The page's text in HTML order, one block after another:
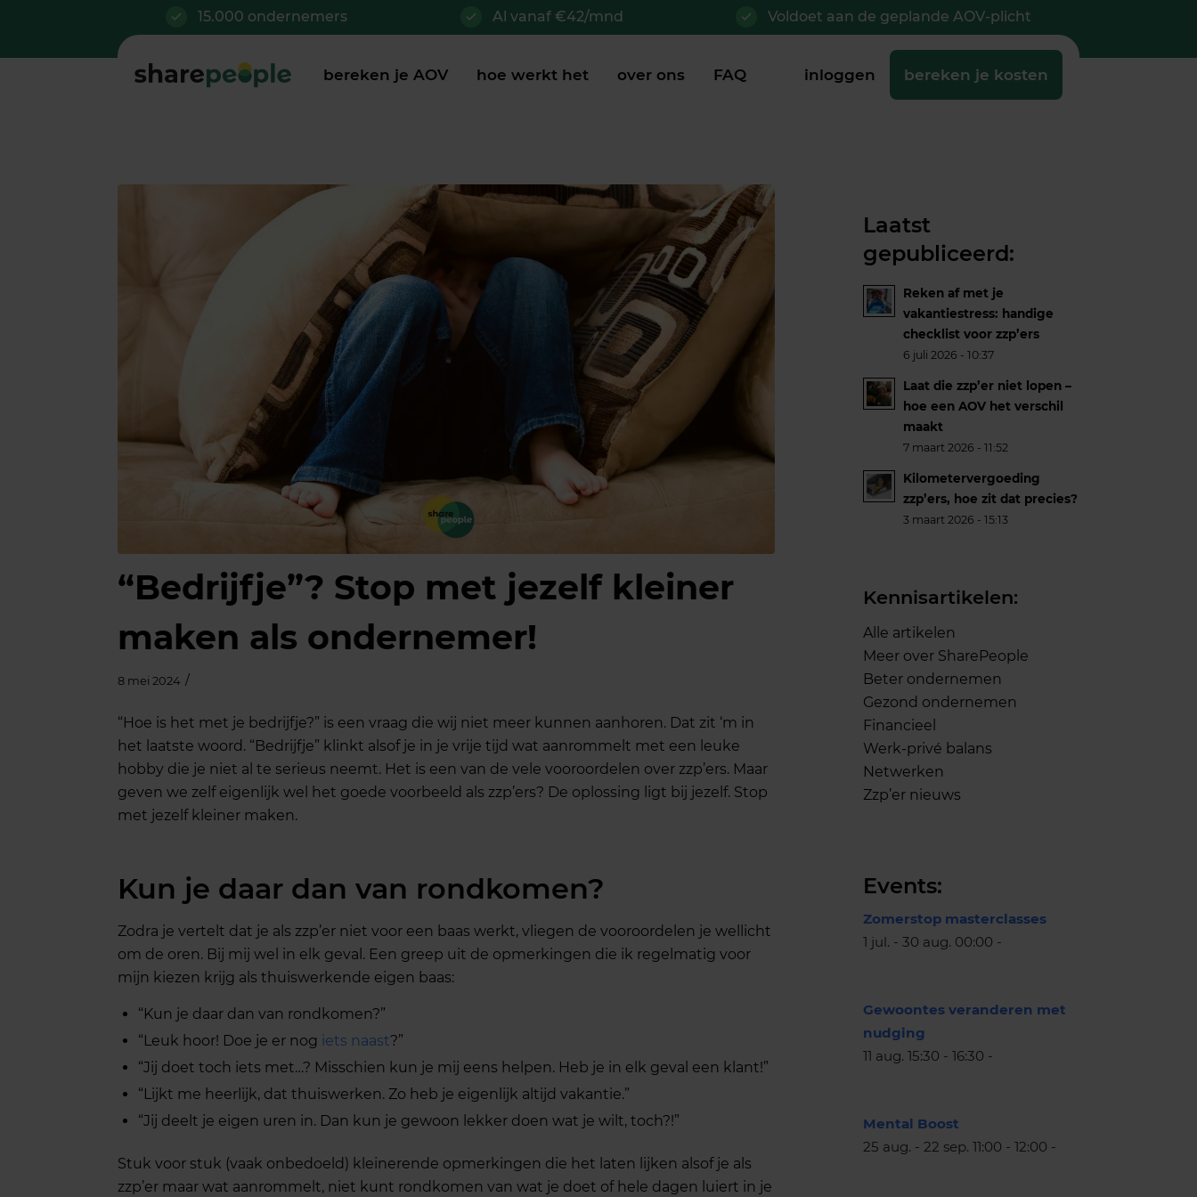
15.000 ondernemers Al vanaf €42/mnd Voldoet aan de geplande AOV-plicht
bereken je AOV hoe werkt het over ons FAQ inloggen bereken je kosten
“Bedrijfje”? Stop met jezelf kleiner
maken als ondernemer!
8 mei 2024 /
“Hoe is het met je bedrijfje?” is een vraag die wij niet meer kunnen aanhoren. Dat zit ‘m in
het laatste woord. “Bedrijfje” klinkt alsof je in je vrije tijd wat aanrommelt met een leuke
hobby die je niet al te serieus neemt. Het is een van de vele vooroordelen over zzp’ers. Maar
geven we zelf eigenlijk wel het goede voorbeeld als zzp’ers? De oplossing ligt bij jezelf. Stop
met jezelf kleiner maken.
Kun je daar dan van rondkomen?
Zodra je vertelt dat je als zzp’er niet voor een baas werkt, vliegen de vooroordelen je wellicht
om de oren. Bij mij wel in elk geval. Een greep uit de opmerkingen die ik regelmatig voor
mijn kiezen krijg als thuiswerkende eigen baas:
“Kun je daar dan van rondkomen?”
“Leuk hoor! Doe je er nog iets naast?”
“Jij doet toch iets met…? Misschien kun je mij eens helpen. Heb je in elk geval een klant!”
“Lijkt me heerlijk, dat thuiswerken. Zo heb je eigenlijk altijd vakantie.”
“Jij deelt je eigen uren in. Dan kun je gewoon lekker doen wat je wilt, toch?!”
Stuk voor stuk (vaak onbedoeld) kleinerende opmerkingen die het laten lijken alsof je als
zzp’er maar wat aanrommelt, niet kunt rondkomen van wat je doet of hele dagen luiert in je
Laatst
gepubliceerd:
Reken af met je
vakantiestress: handige
checklist voor zzp’ers
6 juli 2026 - 10:37
Laat die zzp’er niet lopen –
hoe een AOV het verschil
maakt
7 maart 2026 - 11:52
Kilometervergoeding
zzp’ers, hoe zit dat precies?
3 maart 2026 - 15:13
Kennisartikelen:
Alle artikelen
Meer over SharePeople
Beter ondernemen
Gezond ondernemen
Financieel
Werk-privé balans
Netwerken
Zzp’er nieuws
Events:
Zomerstop masterclasses
1 jul. - 30 aug. 00:00 -
Gewoontes veranderen met
nudging
11 aug. 15:30 - 16:30 -
Mental Boost
25 aug. - 22 sep. 11:00 - 12:00 -